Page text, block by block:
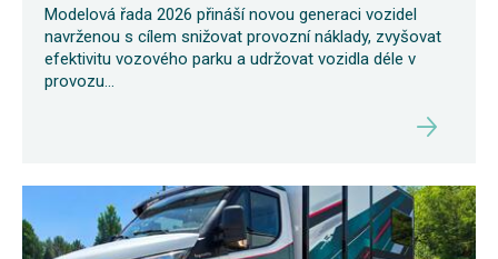
Modelová řada 2026 přináší novou generaci vozidel
navrženou s cílem snižovat provozní náklady, zvyšovat
efektivitu vozového parku a udržovat vozidla déle v
provozu...